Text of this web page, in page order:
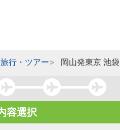
行・ツアー 岡山発東京 池
容選択